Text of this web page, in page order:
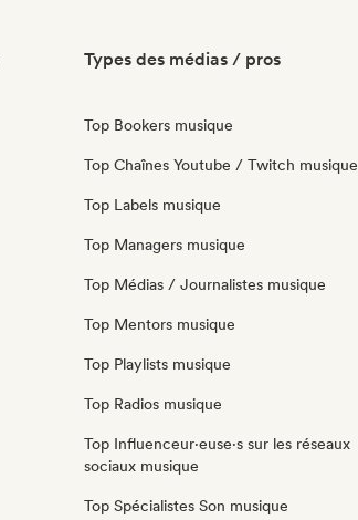
Types des médias / pros
Top Bookers musique
Top Chaînes Youtube / Twitch musique
Top Labels musique
Top Managers musique
Top Médias / Journalistes musique
Top Mentors musique
Top Playlists musique
Top Radios musique
Top Influenceur·euse·s sur les réseaux
sociaux musique
Top Spécialistes Son musique